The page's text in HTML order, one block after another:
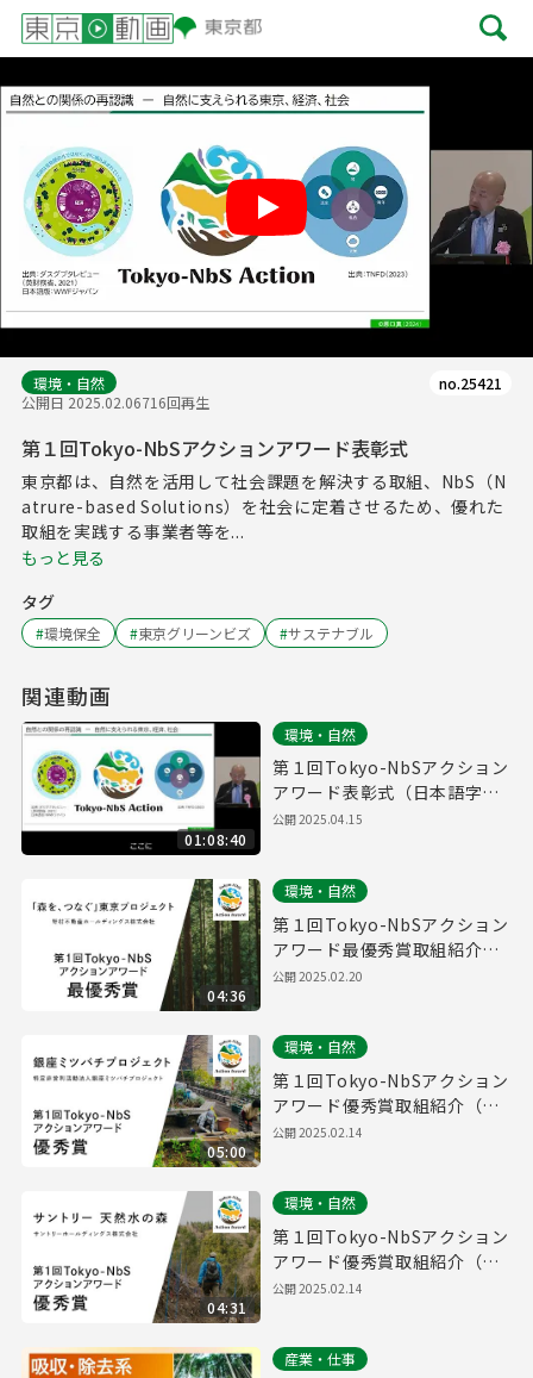
Play
環境・自然
公開日 2025.02.06716回再生
no.25421
第１回Tokyo-NbSアクションアワード表彰式
東京都は、自然を活用して社会課題を解決する取組、NbS（N
atrure-based Solutions）を社会に定着させるため、優れた
取組を実践する事業者等を...
もっと見る
タグ
#環境保全 #東京グリーンビズ #サステナブル
関連動画
01:08:40
環境・自然
第１回Tokyo-NbSアクション
アワード表彰式（日本語字幕
版）
公開2025.04.15
04:36
環境・自然
第１回Tokyo-NbSアクション
アワード最優秀賞取組紹介
（野村不動産ホールディング
公開2025.02.20
05:00
環境・自然
第１回Tokyo-NbSアクション
アワード優秀賞取組紹介（特
定非営利活動法人銀座ミツバ
公開2025.02.14
04:31
環境・自然
第１回Tokyo-NbSアクション
アワード優秀賞取組紹介（サ
ントリーホールディングス株
公開2025.02.14
産業・仕事